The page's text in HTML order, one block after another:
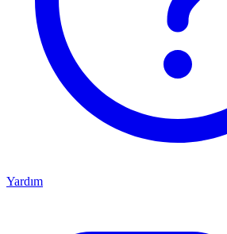
Yardım